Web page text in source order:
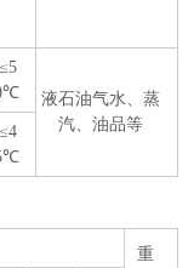
液石油气水、蒸
汽、油品等
重